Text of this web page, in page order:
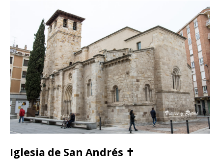
Iglesia de San Andrés ✝️